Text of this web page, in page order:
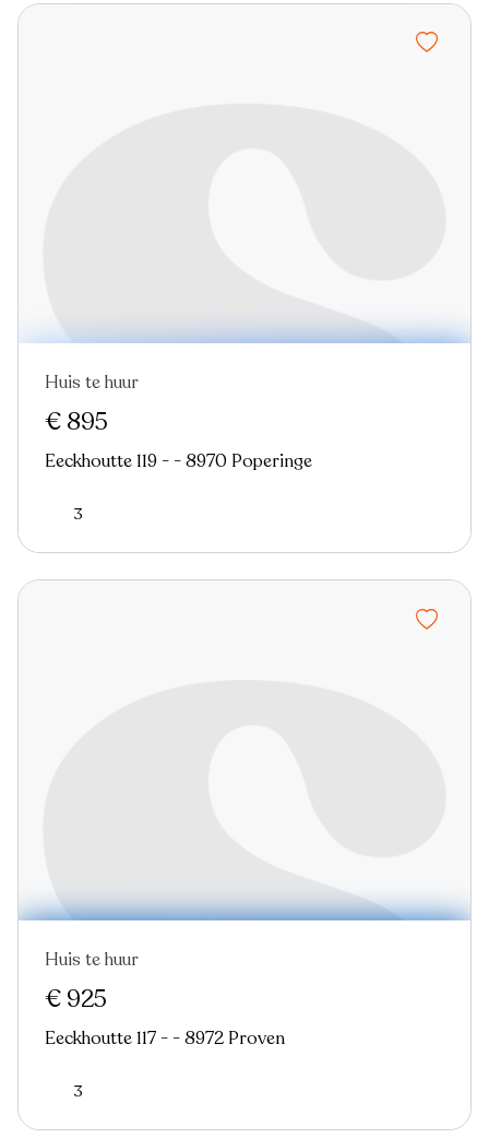
Nieuw
Huis te huur
€ 895
Eeckhoutte 119 - - 8970 Poperinge
3
Nieuw
Huis te huur
€ 925
Eeckhoutte 117 - - 8972 Proven
3